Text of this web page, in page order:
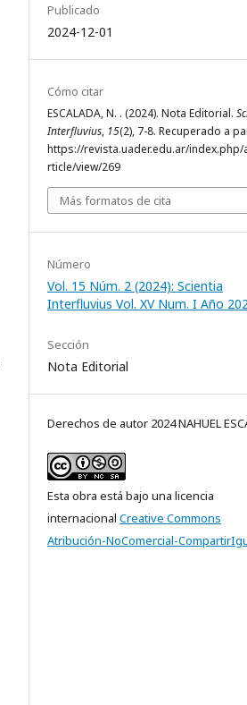
Publicado
2024-12-01
Cómo citar
ESCALADA, N. . (2024). Nota Editorial.
Interfluvius, 15(2), 7-8. Recuperado a
https://revista.uader.edu.ar/index.php/
rticle/view/269
Más formatos de cita
Número
Vol. 15 Núm. 2 (2024): Scientia
Interfluvius Vol. XV Num. I Año
Sección
Nota Editorial
Derechos de autor 2024 NAHUEL
Esta obra está bajo una licencia
internacional Creative Commons
Atribución-NoComercial-